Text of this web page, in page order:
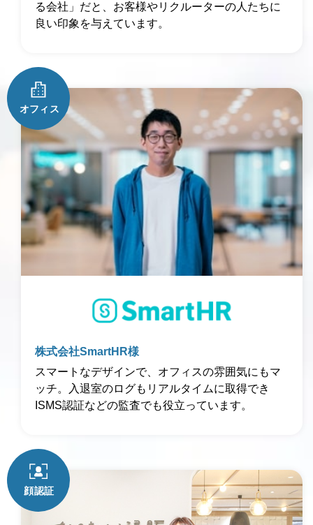
る会社」だと、お客様やリクルーターの人たちに
良い印象を与えています。
株式会社SmartHR様
スマートなデザインで、オフィスの雰囲気にもマ
ッチ。入退室のログもリアルタイムに取得でき
ISMS認証などの監査でも役立っています。